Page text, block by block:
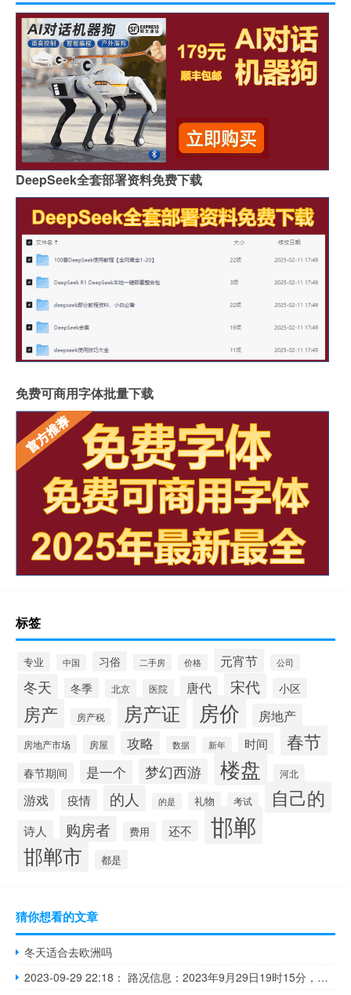
DeepSeek全套部署资料免费下载
免费可商用字体批量下载
标签
专业 中国 习俗 二手房 价格 元宵节 公司
冬天 冬季 北京 医院 唐代 宋代 小区
房产 房产税 房产证 房价 房地产
房地产市场 房屋 攻略 数据 新年 时间 春节
春节期间 是一个 梦幻西游 楼盘 河北
游戏 疫情 的人 的是 礼物 考试 自己的
诗人 购房者 费用 还不 邯郸
邯郸市 都是
猜你想看的文章
冬天适合去欧洲吗
2023-09-29 22:18： 路况信息：2023年9月29日19时15分，许广高速潭衡西段射埠收费站附近以北K761处南往北因车流量大造成交通通行缓慢，至22时16分已恢复正常通行。 ​​​